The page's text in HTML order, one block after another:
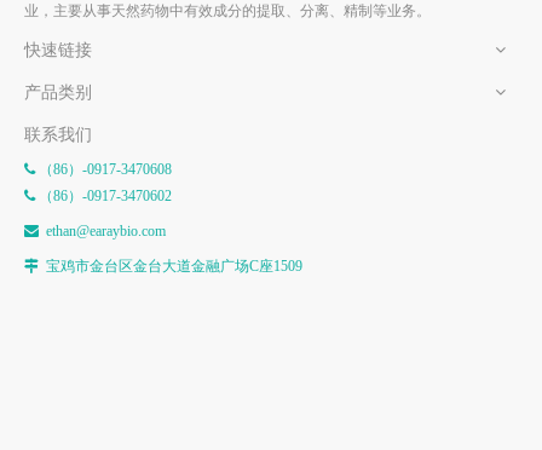
业，主要从事天然药物中有效成分的提取、分离、精制等业务。
快速链接
产品类别
联系我们
（86）-0917-3470608
（86）-0917-3470602
 ethan@earaybio.com
 宝鸡市金台区金台大道金融广场C座1509